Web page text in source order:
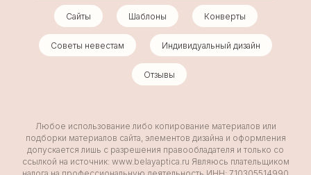
Сайты Шаблоны Конверты
Советы невестам Индивидуальный дизайн
Отзывы
Любое использование либо копирование материалов или
подборки материалов сайта, элементов дизайна и оформления
допускается лишь с разрешения правообладателя и только со
ссылкой на источник: www.belayaptica.ru Являюсь плательщиком